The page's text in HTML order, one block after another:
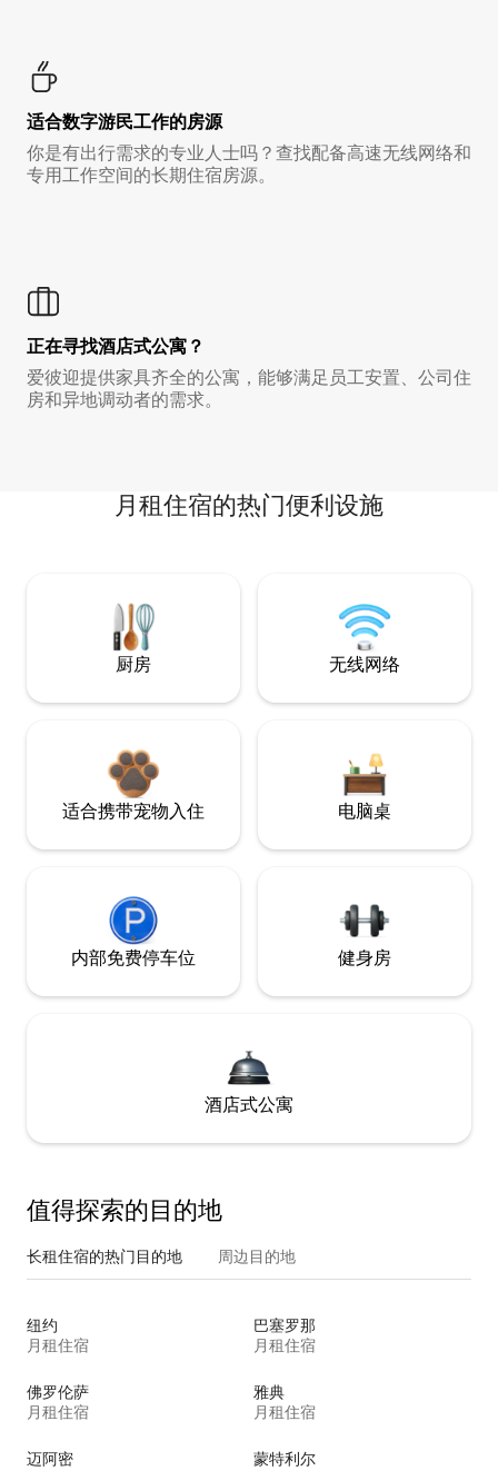
适合数字游民工作的房源
你是有出行需求的专业人士吗？查找配备高速无线网络和
专用工作空间的长期住宿房源。
正在寻找酒店式公寓？
爱彼迎提供家具齐全的公寓，能够满足员工安置、公司住
房和异地调动者的需求。
月租住宿的热门便利设施
厨房 无线网络
适合携带宠物入住 电脑桌
内部免费停车位 健身房
酒店式公寓
值得探索的目的地
长租住宿的热门目的地 周边目的地
纽约
月租住宿
巴塞罗那
月租住宿
佛罗伦萨
月租住宿
雅典
月租住宿
迈阿密
蒙特利尔